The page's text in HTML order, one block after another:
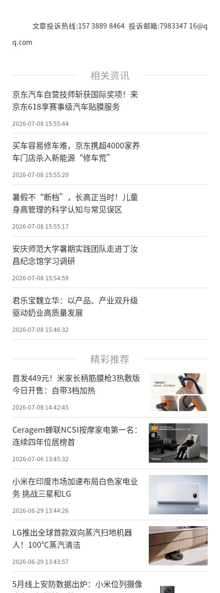
文章投诉热线:157 3889 8464 投诉邮箱:7983347 16@q
q.com
相关资讯
京东汽车自营技师斩获国际奖项！来
京东618享赛事级汽车贴膜服务
2026-07-08 15:55:44
买车容易修车难，京东携超4000家养
车门店杀入新能源“修车荒”
2026-07-08 15:55:20
暑假不“断档”，长高正当时！儿童
身高管理的科学认知与常见误区
2026-07-08 15:55:17
安庆师范大学暑期实践团队走进丁汝
昌纪念馆学习调研
2026-07-08 15:54:59
君乐宝魏立华：以产品、产业双升级
驱动奶业高质量发展
2026-07-08 15:46:32
精彩推荐
首发449元！米家长柄筋膜枪3热敷版
今日开售：自带3档加热
2026-07-08 14:42:45
Ceragem蝉联NCSI按摩家电第一名：
连续四年位居榜首
2026-07-06 13:45:32
小米在印度市场加速布局白色家电业
务 挑战三星和LG
2026-06-29 13:44:26
LG推出全球首款双向蒸汽扫地机器
人！100℃蒸汽清洁
2026-06-29 13:43:57
5月线上安防数据出炉：小米位列摄像